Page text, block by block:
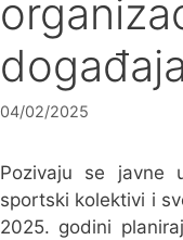
04/02/2025
Pozivaju se javne
sportski kolektivi i
2025. godini